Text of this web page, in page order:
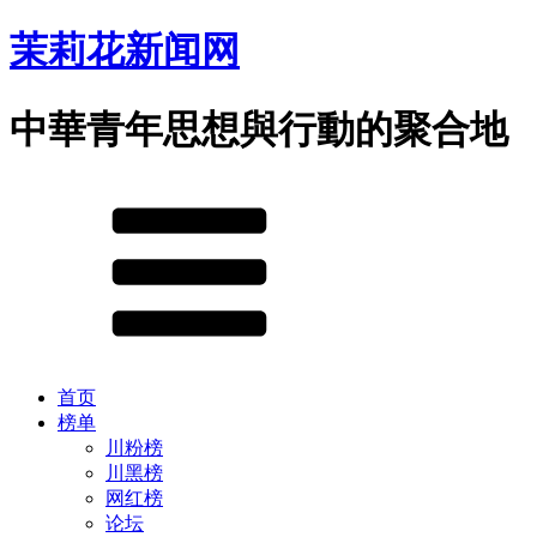
茉莉花新闻网
中華青年思想與行動的聚合地
首页
榜单
川粉榜
川黑榜
网红榜
论坛